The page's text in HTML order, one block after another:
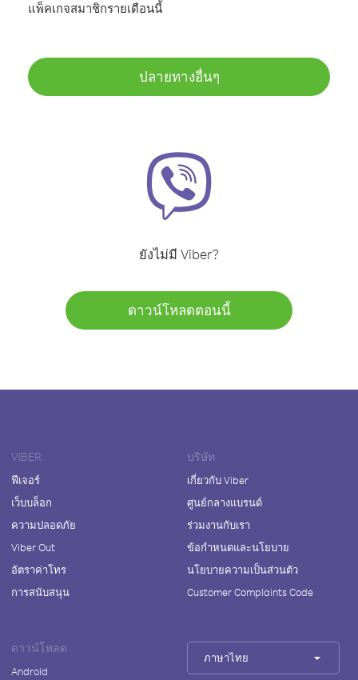
แพ็คเกจสมาชิกรายเดือนนี้
ปลายทางอื่นๆ
ยังไม่มี Viber?
ดาวน์โหลดตอนนี้
VIBER
ฟีเจอร์
เว็บบล็อก
ความปลอดภัย
Viber Out
อัตราค่าโทร
การสนับสนุน
บริษัท
เกี่ยวกับ Viber
ศูนย์กลางแบรนด์
ร่วมงานกับเรา
ข้อกำหนดและนโยบาย
นโยบายความเป็นส่วนตัว
Customer Complaints Code
ดาวน์โหลด
Android
ภาษาไทย